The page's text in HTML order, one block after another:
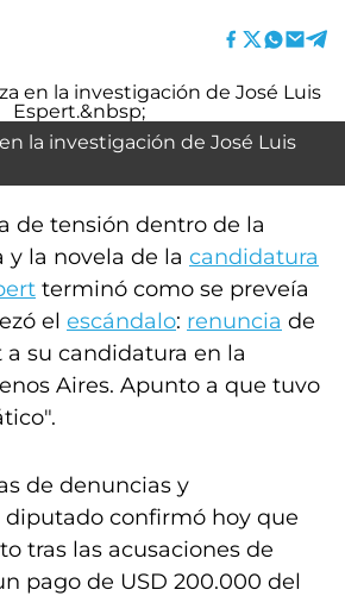
la investigación de José Luis
de tensión dentro de la
y la novela de la candidatura
terminó como se preveía
el escándalo: renuncia de
a su candidatura en la
Aires. Apunto a que tuvo
de denuncias y
confirmó hoy que
tras las acusaciones de
pago de USD 200.000 del